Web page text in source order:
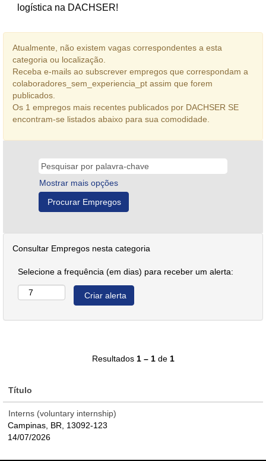
logística na DACHSER!
Atualmente, não existem vagas correspondentes a esta
categoria ou localização.
Receba e-mails ao subscrever empregos que correspondam a
colaboradores_sem_experiencia_pt assim que forem
publicados.
Os 1 empregos mais recentes publicados por DACHSER SE
encontram-se listados abaixo para sua comodidade.
Mostrar mais opções
Consultar Empregos nesta categoria
Selecione a frequência (em dias) para receber um alerta:
Resultados 1 – 1de 1
Título
Interns (voluntary internship)
Campinas, BR, 13092-123
14/07/2026